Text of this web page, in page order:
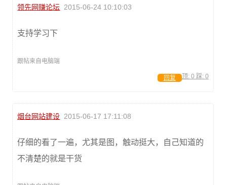
领先网赚论坛 2015-06-24 10:10:03
支持学习下
跟帖来自电脑端
顶: 0 踩: 0
回复
烟台网站建设 2015-06-17 17:11:08
仔细的看了一遍，尤其是图，触动挺大，自己知道的
不清楚的就是干货